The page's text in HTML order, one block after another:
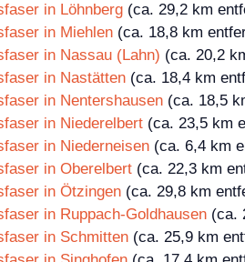
in Löhnberg (ca. 29,2 km
in Miehlen (ca. 18,8 km
in Nassau (Lahn) (ca. 20,2
in Nastätten (ca. 18,4 km
in Nentershausen (ca. 18,5
in Niederelbert (ca. 23,5 km
in Niederneisen (ca. 6,4 km
in Oberelbert (ca. 22,3 km
in Ötzingen (ca. 29,8 km
in Ruppach-Goldhausen (ca.
in Schmitten (ca. 25,9 km